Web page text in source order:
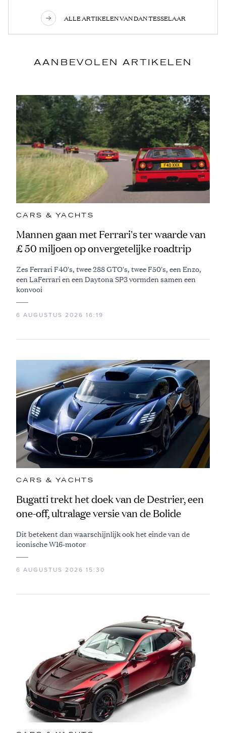
ALLE ARTIKELEN VAN DAN TESSELAAR
AANBEVOLEN ARTIKELEN
CARS & YACHTS
Mannen gaan met Ferrari's ter waarde van
£ 50 miljoen op onvergetelijke roadtrip
Zes Ferrari F40's, twee 288 GTO's, twee F50's, een Enzo,
een LaFerrari en een Daytona SP3 vormden samen een
konvooi
6 AUGUSTUS 2026 16:19
CARS & YACHTS
Bugatti trekt het doek van de Destrier, een
one-off, ultralage versie van de Bolide
Dit betekent dan waarschijnlijk ook het einde van de
iconische W16-motor
6 AUGUSTUS 2026 15:30